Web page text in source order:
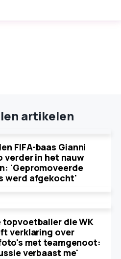
artikelen
FIFA-baas Gianni
verder in het nauw
'Gepromoveerde
werd afgekocht'
topvoetballer die WK
verklaring over
met teamgenoot:
verbaast me'